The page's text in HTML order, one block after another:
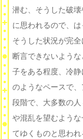
潜む、そうした破
に思われるので、
そうした状況が完
断言できないよう
子をある程度、冷
のようなペースで
段階で、大多数の
や混乱を望むよう
てゆくものと思わ